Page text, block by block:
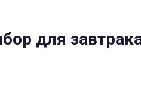
для